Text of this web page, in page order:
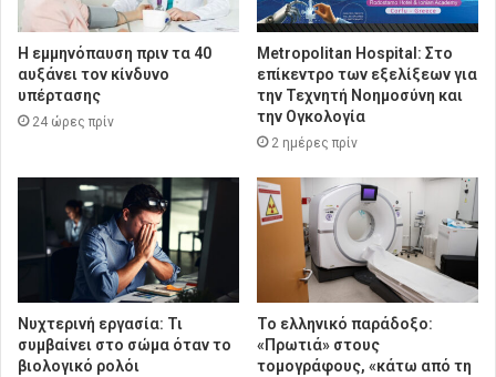
Η εμμηνόπαυση πριν τα 40
αυξάνει τον κίνδυνο
υπέρτασης
24 ώρες πρίν
Metropolitan Hospital: Στο
επίκεντρο των εξελίξεων για
την Τεχνητή Νοημοσύνη και
την Ογκολογία
2 ημέρες πρίν
Νυχτερινή εργασία: Τι
συμβαίνει στο σώμα όταν το
βιολογικό ρολόι
Το ελληνικό παράδοξο:
«Πρωτιά» στους
τομογράφους, «κάτω από τη